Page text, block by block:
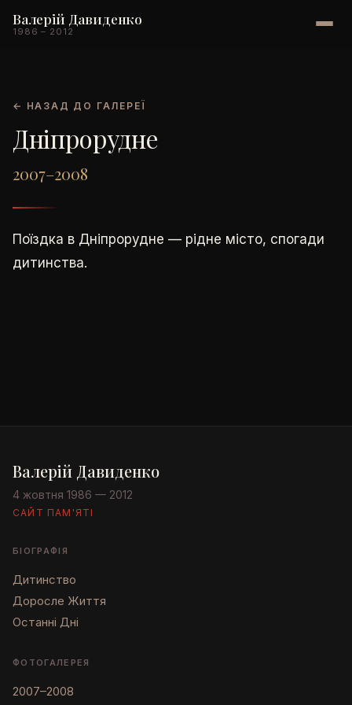
Валерій Давиденко
1986 – 2012
← НАЗАД ДО ГАЛЕРЕЇ
Дніпрорудне
2007–2008
Поїздка в Дніпрорудне — рідне місто, спогади
дитинства.
Валерій Давиденко
4 жовтня 1986 — 2012
САЙТ ПАМ'ЯТІ
БІОГРАФІЯ
Дитинство
Доросле Життя
Останні Дні
ФОТОГАЛЕРЕЯ
2007–2008